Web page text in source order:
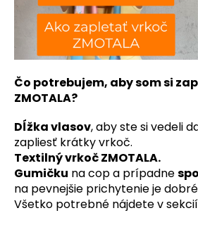
Čo potrebujem, aby som si
ZMOTALA?
Dĺžka vlasov, aby ste si vedeli
zapliesť krátky vrkoč.
Textilný vrkoč ZMOTALA.
Gumičku na cop a prípadne
na pevnejšie prichytenie je
Všetko potrebné nájdete v sekcií
HĽADAŤ